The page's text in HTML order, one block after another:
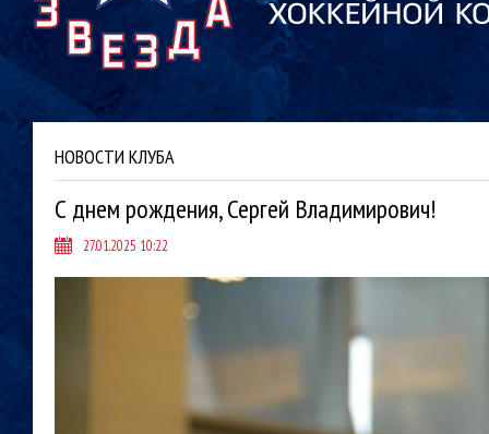
НОВОСТИ КЛУБА
С днем рождения, Сергей Владимирович!
27.01.2025 10:22